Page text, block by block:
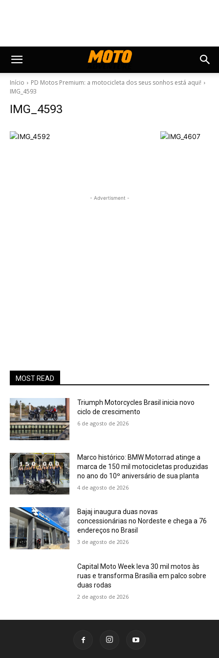
Início
PD Motos Premium: a motocicleta dos seus sonhos está aqui!
IMG_4593
IMG_4593
- Advertisment -
MOST READ
Triumph Motorcycles Brasil inicia novo
ciclo de crescimento
6 de agosto de 2026
Marco histórico: BMW Motorrad atinge a
marca de 150 mil motocicletas produzidas
no ano do 10º aniversário de sua planta
4 de agosto de 2026
Bajaj inaugura duas novas
concessionárias no Nordeste e chega a 76
endereços no Brasil
3 de agosto de 2026
Capital Moto Week leva 30 mil motos às
ruas e transforma Brasília em palco sobre
duas rodas
2 de agosto de 2026